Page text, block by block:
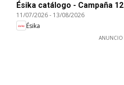
Ésika catálogo - Campaña 12
11/07/2026- 13/08/2026
Ésika
ANUNCIO